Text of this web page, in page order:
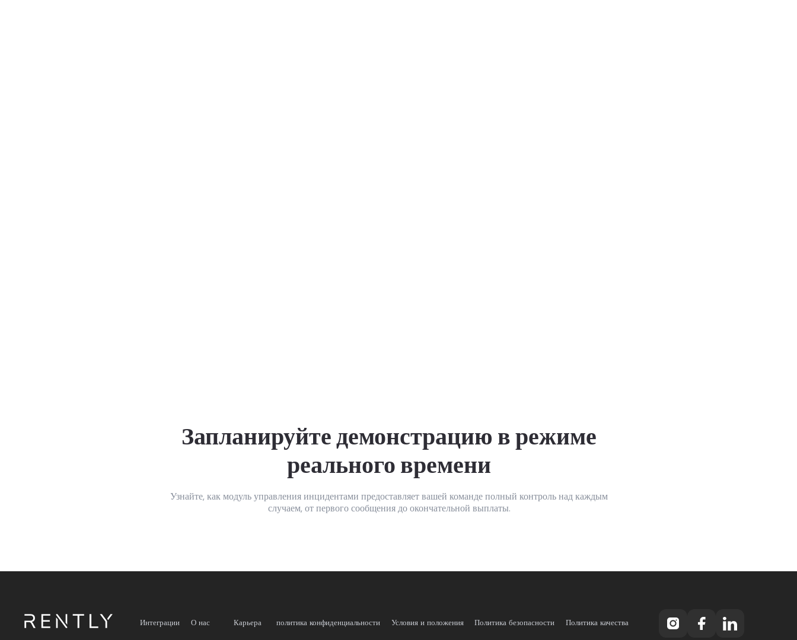
Запланируйте демонстрацию в режиме
реального времени
Узнайте, как модуль управления инцидентами предоставляет вашей команде полный контроль над каждым
случаем, от первого сообщения до окончательной выплаты.
Интеграции О нас Карьера политика конфиденциальности Условия и положения Политика безопасности Политика качества